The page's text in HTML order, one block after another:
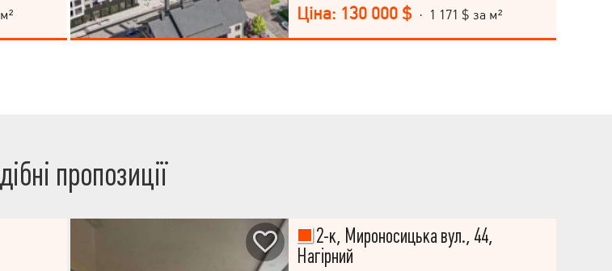
центр міста, що додає додаткової привабливості
та затишку; Будівельний стан — квартира
готова до ексклюзивного ремонту на ваш смак;
Ціна: 130 000 $ · 1 171 $ за м²
пропозиції
2-к, Мироносицька вул., 44,
Нагірний